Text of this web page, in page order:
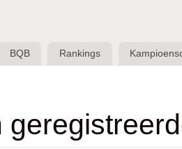
BQB Rankings